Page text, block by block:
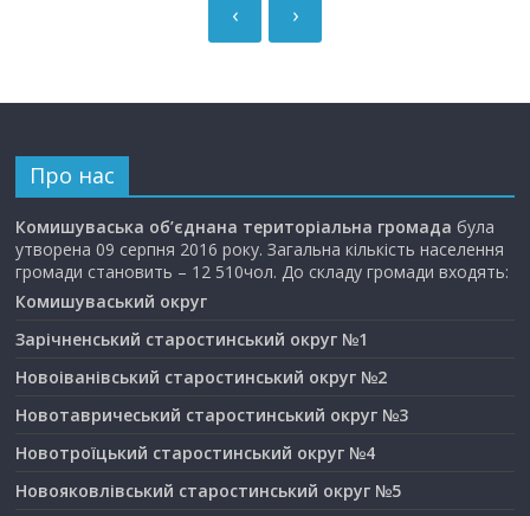
›
‹
Про нас
Комишуваська об’єднана територіальна громада була
утворена 09 серпня 2016 року. Загальна кількість населення
громади становить – 12 510чол. До складу громади входять:
Комишуваський округ
Зарічненський старостинський округ №1
Новоіванівський старостинський округ №2
Новотавричеський старостинський округ №3
Новотроїцький старостинський округ №4
Новояковлівський старостинський округ №5